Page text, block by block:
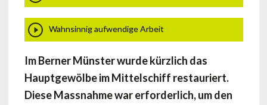
Wahnsinnig aufwendige Arbeit
Im Berner Münster wurde kürzlich das
Hauptgewölbe im Mittelschiff restauriert.
Diese Massnahme war erforderlich, um den